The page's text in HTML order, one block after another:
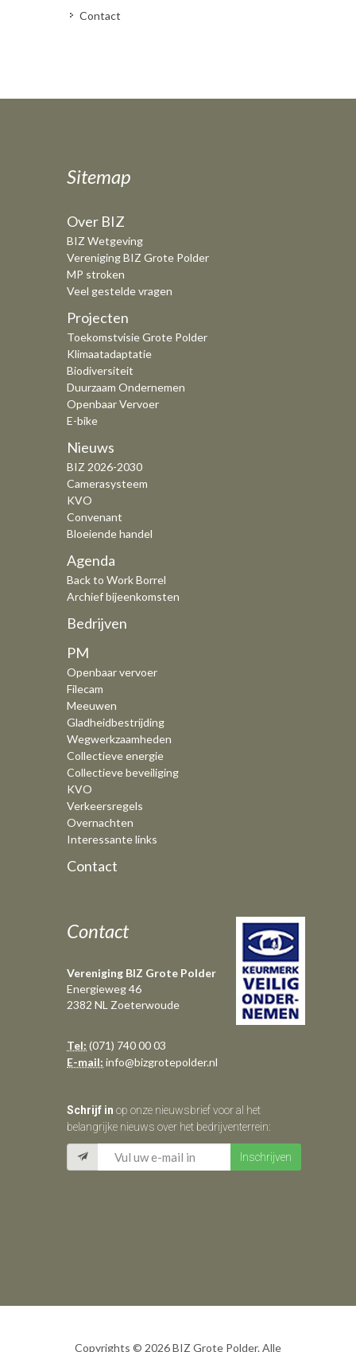
Contact
Sitemap
Over BIZ
BIZ Wetgeving
Vereniging BIZ Grote Polder
MP stroken
Veel gestelde vragen
Projecten
Toekomstvisie Grote Polder
Klimaatadaptatie
Biodiversiteit
Duurzaam Ondernemen
Openbaar Vervoer
E-bike
Nieuws
BIZ 2026-2030
Camerasysteem
KVO
Convenant
Bloeiende handel
Agenda
Back to Work Borrel
Archief bijeenkomsten
Bedrijven
PM
Openbaar vervoer
Filecam
Meeuwen
Gladheidbestrijding
Wegwerkzaamheden
Collectieve energie
Collectieve beveiliging
KVO
Verkeersregels
Overnachten
Interessante links
Contact
Contact
Vereniging BIZ Grote Polder
Energieweg 46
2382 NL Zoeterwoude
Tel: (071) 740 00 03
E-mail: info@bizgrotepolder.nl
Schrijf in op onze nieuwsbrief voor al het
belangrijke nieuws over het bedrijventerrein:
Copyrights © 2026 BIZ Grote Polder. Alle